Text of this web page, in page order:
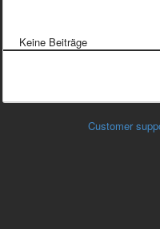
Keine Beiträge
Customer